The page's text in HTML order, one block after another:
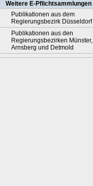
Weitere E-Pflichtsammlungen
Publikationen aus dem
Regierungsbezirk Düsseldorf
Publikationen aus den
Regierungsbezirken Münster,
Arnsberg und Detmold